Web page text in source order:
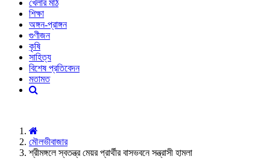
খেলার মাঠ
শিক্ষা
অঙ্গন-প্রাঙ্গন
গুণীজন
কৃষি
সাহিত্য
বিশেষ প্রতিবেদন
মতামত
মৌলভীবাজার
শ্রীমঙ্গলে স্বতন্ত্র মেয়র প্রার্থীর বাসভবনে সন্ত্রাসী হামলা